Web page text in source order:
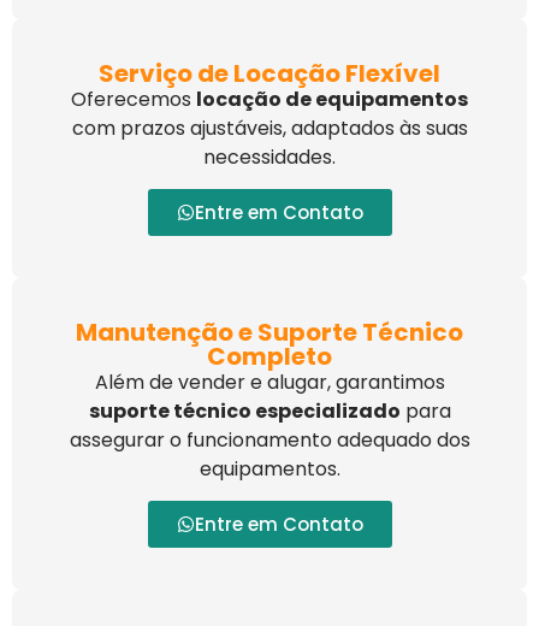
Serviço de Locação Flexível
Oferecemos locação de equipamentos
com prazos ajustáveis, adaptados às suas
necessidades.
Entre em Contato
Manutenção e Suporte Técnico
Completo
Além de vender e alugar, garantimos
suporte técnico especializado para
assegurar o funcionamento adequado dos
equipamentos.
Entre em Contato